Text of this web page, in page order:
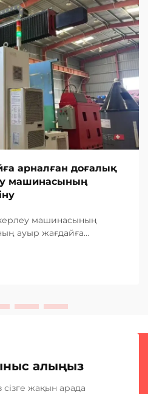
арналған доғалық
машинасының
машинасының
ауыр жағдайға
бірі. Бұл өлшем сіздің
алыңыз
сізге жақын арада